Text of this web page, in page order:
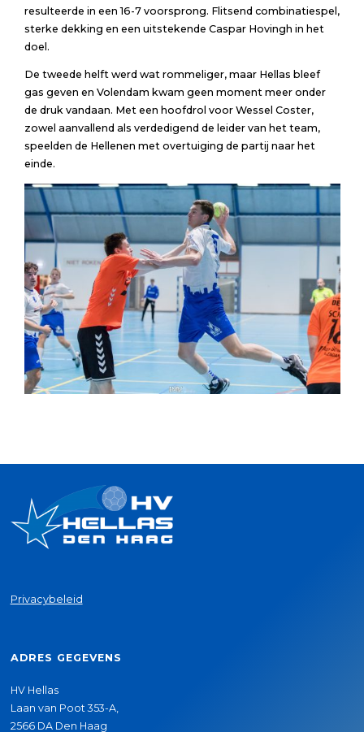
resulteerde in een 16-7 voorsprong. Flitsend combinatiespel,
sterke dekking en een uitstekende Caspar Hovingh in het
doel.
De tweede helft werd wat rommeliger, maar Hellas bleef
gas geven en Volendam kwam geen moment meer onder
de druk vandaan. Met een hoofdrol voor Wessel Coster,
zowel aanvallend als verdedigend de leider van het team,
speelden de Hellenen met overtuiging de partij naar het
einde.
Privacybeleid
ADRES GEGEVENS
HV Hellas
Laan van Poot 353-A,
2566 DA Den Haag